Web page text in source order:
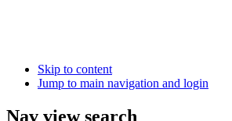
Skip to content
Jump to main navigation and login
Nav view search